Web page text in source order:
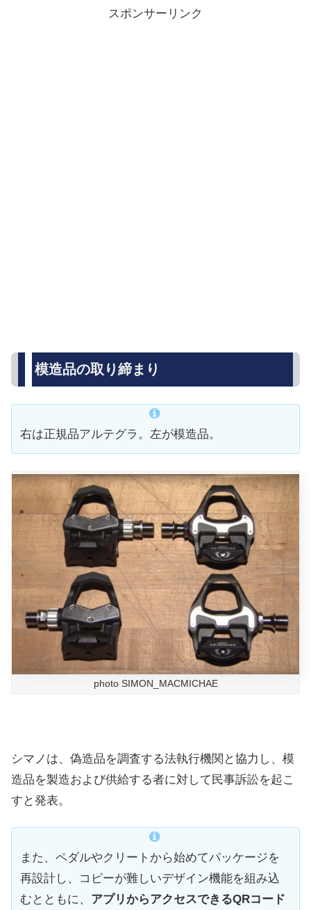
スポンサーリンク
模造品の取り締まり
右は正規品アルテグラ。左が模造品。
photo SIMON_MACMICHAE
シマノは、偽造品を調査する法執行機関と協力し、模
造品を製造および供給する者に対して民事訴訟を起こ
すと発表。
また、ペダルやクリートから始めてパッケージを
再設計し、コピーが難しいデザイン機能を組み込
むとともに、 アプリからアクセスできるQRコード